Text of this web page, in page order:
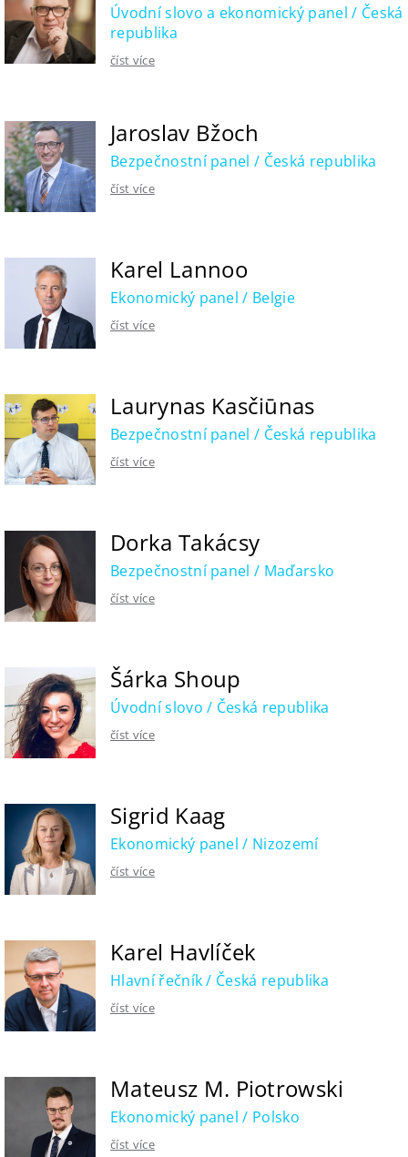
Úvodní slovo a ekonomický panel / Česká
republika
číst více
Jaroslav Bžoch
Bezpečnostní panel / Česká republika
číst více
Karel Lannoo
Ekonomický panel / Belgie
číst více
Laurynas Kasčiūnas
Bezpečnostní panel / Česká republika
číst více
Dorka Takácsy
Bezpečnostní panel / Maďarsko
číst více
Šárka Shoup
Úvodní slovo / Česká republika
číst více
Sigrid Kaag
Ekonomický panel / Nizozemí
číst více
Karel Havlíček
Hlavní řečník / Česká republika
číst více
Mateusz M. Piotrowski
Ekonomický panel / Polsko
číst více